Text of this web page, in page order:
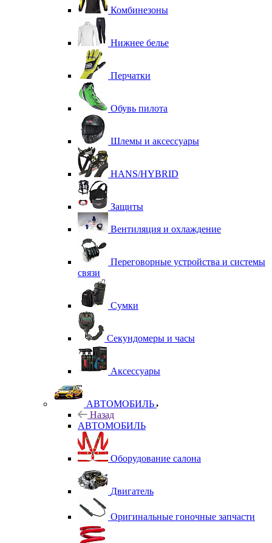
Комбинезоны
Нижнее белье
Перчатки
Обувь пилота
Шлемы и аксессуары
HANS/HYBRID
Защиты
Вентиляция и охлаждение
Переговорные устройства и системы
связи
Сумки
Секундомеры и часы
Аксессуары
АВТОМОБИЛЬ
Назад
АВТОМОБИЛЬ
Оборудование салона
Двигатель
Оригинальные гоночные запчасти